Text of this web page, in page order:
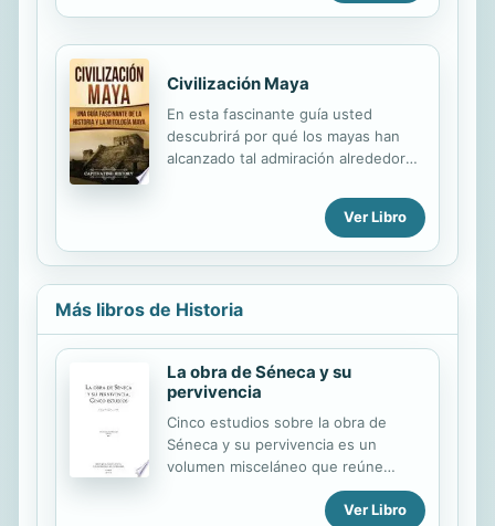
Civilización Maya
En esta fascinante guía usted
descubrirá por qué los mayas han
alcanzado tal admiración alrededor
otras civilizaciones que existieron en
Mesoamérica en aquel tiempoVer Libro
Más libros de Historia
La obra de Séneca y su
pervivencia
Cinco estudios sobre la obra de
Séneca y su pervivencia es un
volumen misceláneo que reúne
trabajos sobre la obra de Séneca
entendida como obra literaria; sobre
Ver Libro